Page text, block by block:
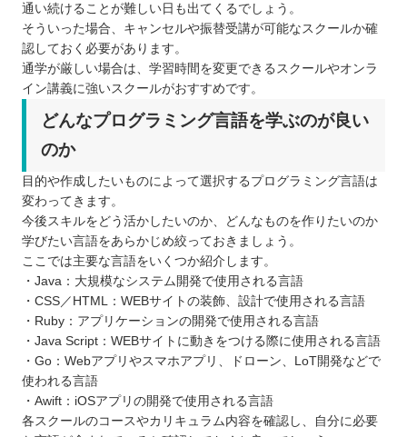
通い続けることが難しい日も出てくるでしょう。
そういった場合、キャンセルや振替受講が可能なスクールか確
認しておく必要があります。
通学が厳しい場合は、学習時間を変更できるスクールやオンラ
イン講義に強いスクールがおすすめです。
どんなプログラミング言語を学ぶのが良い
のか
目的や作成したいものによって選択するプログラミング言語は
変わってきます。
今後スキルをどう活かしたいのか、どんなものを作りたいのか
学びたい言語をあらかじめ絞っておきましょう。
ここでは主要な言語をいくつか紹介します。
・Java：大規模なシステム開発で使用される言語
・CSS／HTML：WEBサイトの装飾、設計で使用される言語
・Ruby：アプリケーションの開発で使用される言語
・Java Script：WEBサイトに動きをつける際に使用される言語
・Go：Webアプリやスマホアプリ、ドローン、LoT開発などで
使われる言語
・Awift：iOSアプリの開発で使用される言語
各スクールのコースやカリキュラム内容を確認し、自分に必要